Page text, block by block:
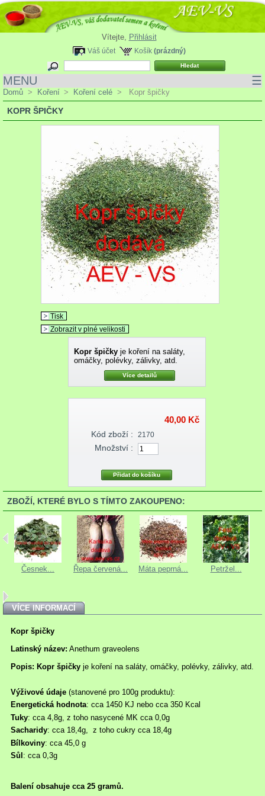
Vítejte, Přihlásit
Košík (prázdný)
Váš účet
MENU ☰
Domů > Koření > Koření celé > Kopr špičky
KOPR ŠPIČKY
Tisk
Zobrazit v plné velikosti
Kopr špičkyje koření na saláty,
omáčky, polévky, zálivky, atd.
Více detailů
40,00 Kč
Kód zboží : 2170
Množství :
ZBOŽÍ, KTERÉ BYLO S TÍMTO ZAKOUPENO:
Česnek... Řepa červená... Máta peprná... Petržel...
VÍCE INFORMACÍ
Kopr špičky
Latinský název: Anethum graveolens
Popis: Kopr špičky je koření na saláty, omáčky, polévky, zálivky, atd.
Výživové údaje (stanovené pro 100g produktu):
Energetická hodnota: cca 1450 KJ nebo cca 350 Kcal
Tuky: cca 4,8g, z toho nasycené MK cca 0,0g
Sacharidy: cca 18,4g, z toho cukry cca 18,4g
Bílkoviny: cca 45,0 g
Sůl : cca 0,3g
Balení obsahuje cca 25 gramů.